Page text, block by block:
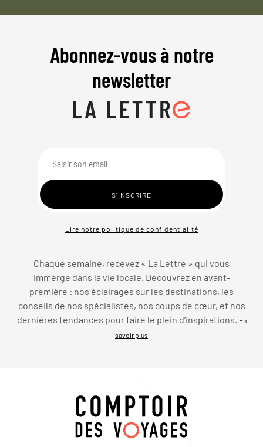
Abonnez-vous à notre
newsletter
Lire notre politique de confidentialité
Chaque semaine, recevez « La Lettre » qui vous
immerge dans la vie locale. Découvrez en avant-
première : nos éclairages sur les destinations, les
conseils de nos spécialistes, nos coups de cœur, et nos
dernières tendances pour faire le plein d’inspirations. En
savoir plus